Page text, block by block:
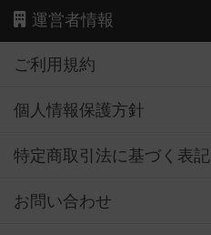
運営者情報
ご利用規約
個人情報保護方針
特定商取引法に基づく表記
お問い合わせ